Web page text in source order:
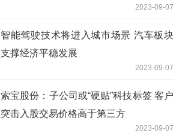
2023-09-07
智能驾驶技术将进入城市场景 汽车板块
支撑经济平稳发展
2023-09-07
索宝股份：子公司或“硬贴”科技标签 客户
突击入股交易价格高于第三方
2023-09-07